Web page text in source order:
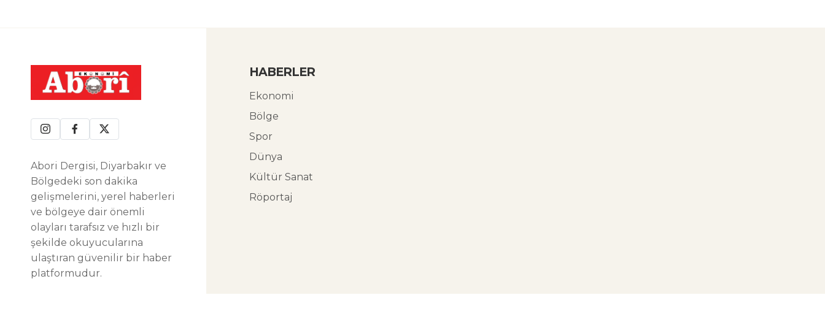
Abori Dergisi, Diyarbakır ve
Bölgedeki son dakika
gelişmelerini, yerel haberleri
ve bölgeye dair önemli
olayları tarafsız ve hızlı bir
şekilde okuyucularına
ulaştıran güvenilir bir haber
platformudur.
HABERLER
Ekonomi
Bölge
Spor
Dünya
Kültür Sanat
Röportaj